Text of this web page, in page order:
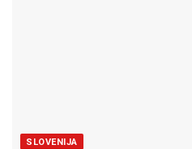
SLOVENIJA